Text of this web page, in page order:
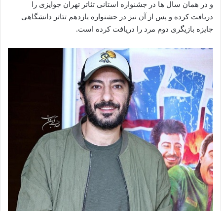
و در همان سال ها در جشنواره استانی تئاتر تهران جوایزی را
دریافت کرده و پس از آن نیز در جشنواره یازدهم تئاتر دانشگاهی
جایزه بازیگری دوم مرد را دریافت کرده است.